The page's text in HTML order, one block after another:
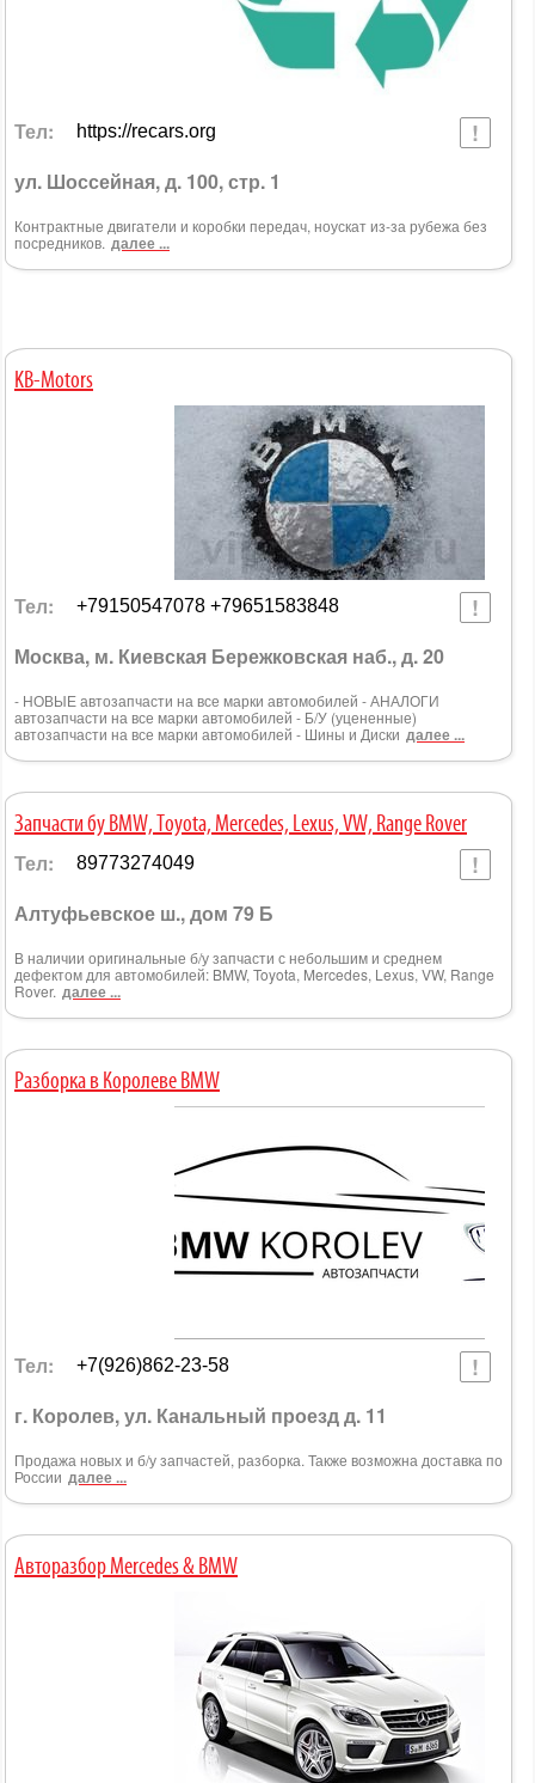
Тел: https://recars.org
ул. Шоссейная, д. 100, стр. 1
Контрактные двигатели и коробки передач, ноускат из-за рубежа без
посредников. далее ...
KB-Motors
Тел: +79150547078 +79651583848
Москва, м. Киевская Бережковская наб., д. 20
- НОВЫЕ автозапчасти на все марки автомобилей - АНАЛОГИ
автозапчасти на все марки автомобилей - Б/У (уцененные)
автозапчасти на все марки автомобилей - Шины и Диски далее ...
Запчасти бу BMW, Toyota, Mercedes, Lexus, VW, Range Rover
Тел: 89773274049
Алтуфьевское ш., дом 79 Б
В наличии оригинальные б/у запчасти с небольшим и среднем
дефектом для автомобилей: BMW, Toyota, Mercedes, Lexus, VW, Range
Rover. далее ...
Разборка в Королеве BMW
Тел: +7(926)862-23-58
г. Королев, ул. Канальный проезд д. 11
Продажа новых и б/у запчастей, разборка. Также возможна доставка по
России далее ...
Авторазбор Mercedes & BMW